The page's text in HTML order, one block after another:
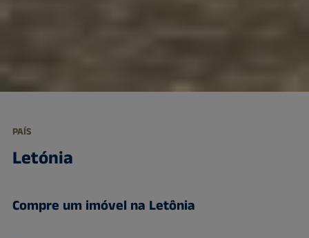
PAÍS
Letónia
Compre um imóvel na Letônia